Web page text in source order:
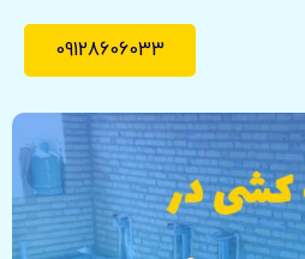
09128606033